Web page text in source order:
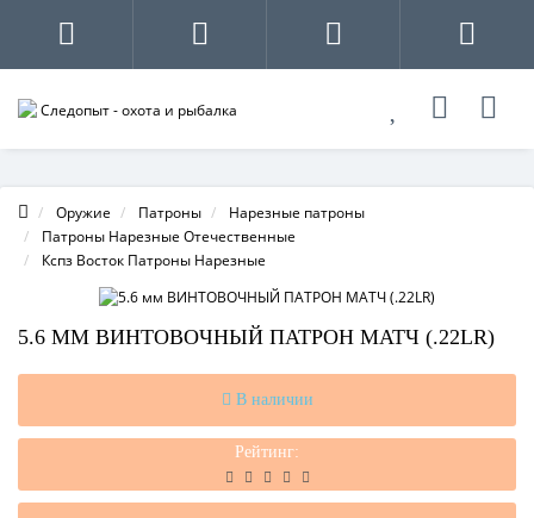
Оружие Патроны
Нарезные патроны
Патроны Нарезные Отечественные
Кспз Восток Патроны Нарезные
5.6 ММ ВИНТОВОЧНЫЙ ПАТРОН МАТЧ (.22LR)
В наличии
Рейтинг: